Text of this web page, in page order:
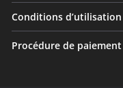
Conditions d’utilisation
Procédure de paiement